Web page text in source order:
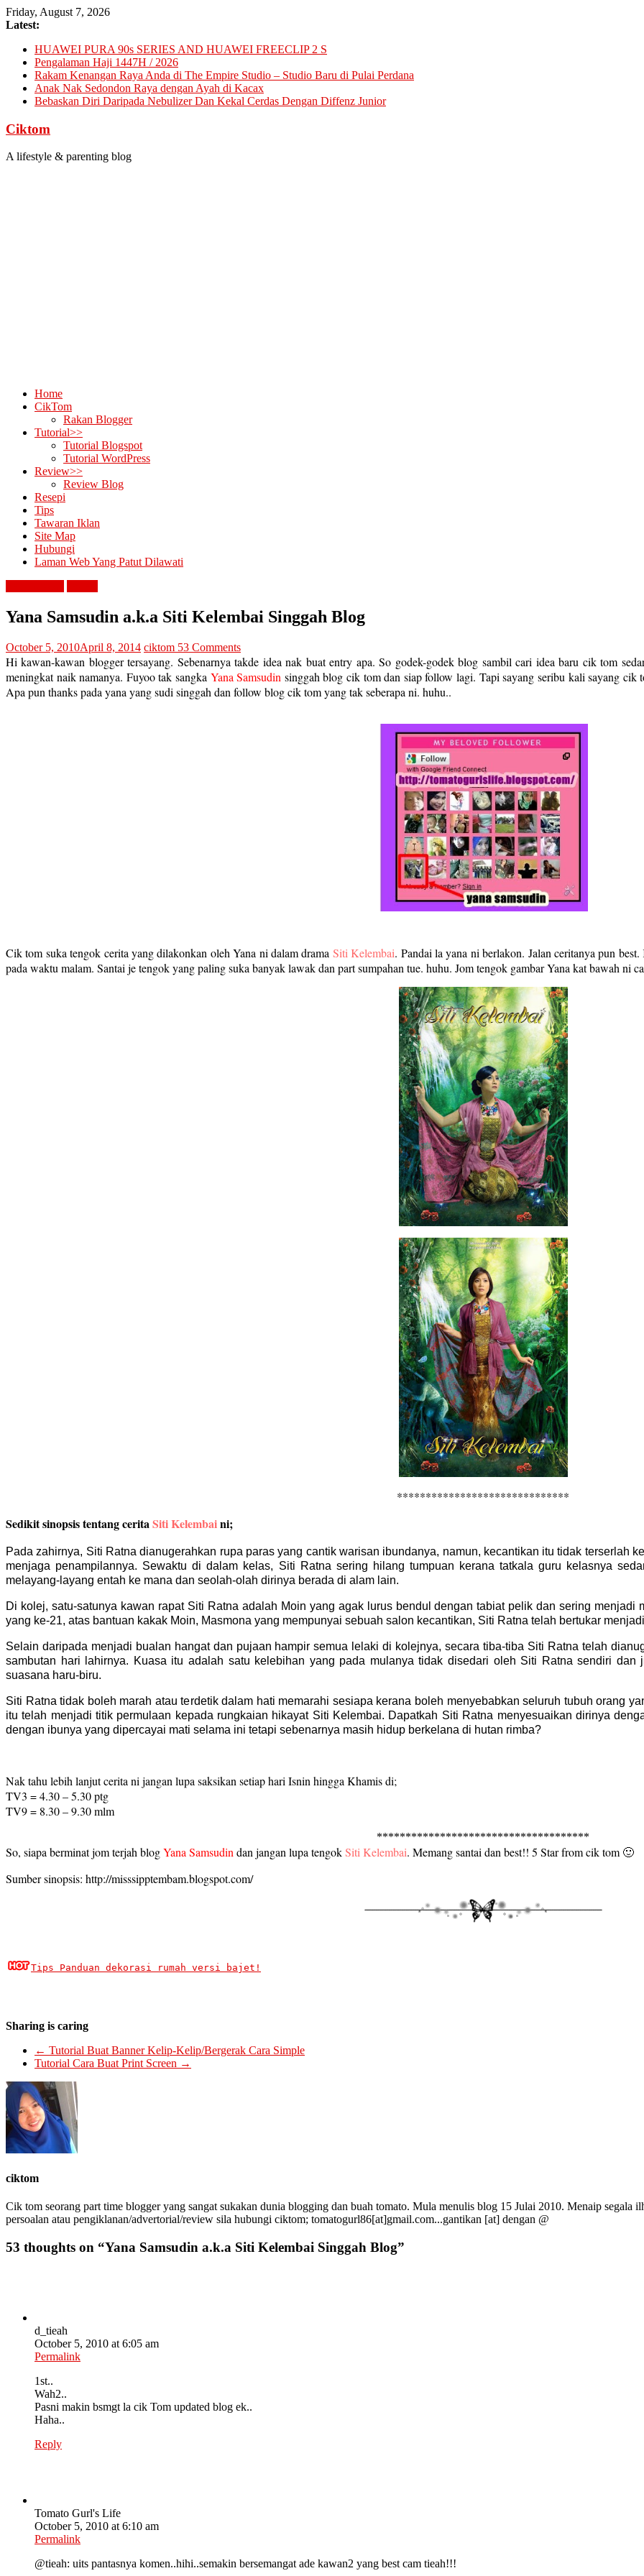
Skip
to
Friday, August 7, 2026
Latest:
HUAWEI PURA 90s SERIES AND HUAWEI FREECLIP 2 S
Pengalaman Haji 1447H / 2026
Rakam Kenangan Raya Anda di The Empire Studio – Studio Baru di Pulai Perdana
Anak Nak Sedondon Raya dengan Ayah di Kacax
Bebaskan Diri Daripada Nebulizer Dan Kekal Cerdas Dengan Diffenz Junior
Ciktom
A lifestyle & parenting blog
Home
CikTom
Rakan Blogger
Tutorial>>
Tutorial Blogspot
Tutorial WordPress
Review>>
Review Blog
Resepi
Tips
Tawaran Iklan
Site Map
Hubungi
Laman Web Yang Patut Dilawati
Yana Samsudin a.k.a Siti Kelembai Singgah Blog
October 5, 2010April 8, 2014 ciktom 53 Comments
Hi kawan-kawan blogger tersayang. Sebenarnya takde idea nak buat entry apa. So godek-godek blog sambil cari idea baru cik tom
meningkat naik namanya. Fuyoo tak sangka Yana Samsudin singgah blog cik tom dan siap follow lagi. Tapi sayang seribu kali sayang
Apa pun thanks pada yana yang sudi singgah dan follow blog cik tom yang tak seberapa ni. huhu..
Cik tom suka tengok cerita yang dilakonkan oleh Yana ni dalam drama Siti Kelembai. Pandai la yana ni berlakon. Jalan ceritanya pun
pada waktu malam. Santai je tengok yang paling suka banyak lawak dan part sumpahan tue. huhu. Jom tengok gambar Yana kat bawah ni
******************************
Sedikit sinopsis tentang ceritaSiti Kelembaini;
Pada zahirnya, Siti Ratna dianugerahkan rupa paras yang cantik warisan ibundanya, namun, kecantikan itu tidak terserlah
menjaga penampilannya. Sewaktu di dalam kelas, Siti Ratna sering hilang tumpuan kerana tatkala guru kelasnya
melayang-layang entah ke mana dan seolah-olah dirinya berada di alam lain.
Di kolej, satu-satunya kawan rapat Siti Ratna adalah Moin yang agak lurus bendul dengan tabiat pelik dan sering
yang ke-21, atas bantuan kakak Moin, Masmona yang mempunyai sebuah salon kecantikan, Siti Ratna telah bertukar
Selain daripada menjadi bualan hangat dan pujaan hampir semua lelaki di kolejnya, secara tiba-tiba Siti Ratna telah
sambutan hari lahirnya. Kuasa itu adalah satu kelebihan yang pada mulanya tidak disedari oleh Siti Ratna sendiri dan
suasana haru-biru.
Siti Ratna tidak boleh marah atau terdetik dalam hati memarahi sesiapa kerana boleh menyebabkan seluruh tubuh orang
itu telah menjadi titik permulaan kepada rungkaian hikayat Siti Kelembai. Dapatkah Siti Ratna menyesuaikan dirinya
dengan ibunya yang dipercayai mati selama ini tetapi sebenarnya masih hidup berkelana di hutan rimba?
Nak tahu lebih lanjut cerita ni jangan lupa saksikan setiap hari Isnin hingga Khamis di;
TV3 = 4.30 – 5.30 ptg
TV9 = 8.30 – 9.30 mlm
*************************************
So, siapa berminat jom terjah blogYana Samsudindan jangan lupa tengokSiti Kelembai. Memang santai dan best!! 5 Star from cik tom 🙂
Sumber sinopsis: http://misssipptembam.blogspot.com/
Tips Panduan dekorasi rumah versi bajet!
Sharing is caring
← Tutorial Buat Banner Kelip-Kelip/Bergerak Cara Simple
Tutorial Cara Buat Print Screen →
ciktom
Cik tom seorang part time blogger yang sangat sukakan dunia blogging dan buah tomato. Mula menulis blog 15 Julai 2010. Menaip segala
persoalan atau pengiklanan/advertorial/review sila hubungi ciktom; tomatogurl86[at]gmail.com...gantikan [at] dengan @
53 thoughts on “Yana Samsudin a.k.a Siti Kelembai Singgah Blog”
d_tieah
October 5, 2010 at 6:05 am
Permalink
1st..
Wah2..
Pasni makin bsmgt la cik Tom updated blog ek..
Haha..
Reply
Tomato Gurl's Life
October 5, 2010 at 6:10 am
Permalink
@tieah: uits pantasnya komen..hihi..semakin bersemangat ade kawan2 yang best cam tieah!!!